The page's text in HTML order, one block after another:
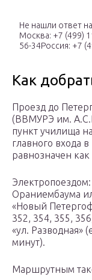
Не нашли ответ
Москва: +7 (499)
56-34Россия: +7
Как
Проезд до
(ВВМУРЭ им.
пункт училища
главного входа
равнозначен
Ораниембаума
«Новый
352, 354, 355,
«ул. Разводная»
минут).
Маршрутным